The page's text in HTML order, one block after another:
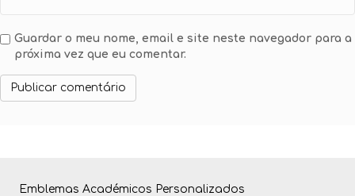
Guardar o meu nome, email e site neste navegador para a
próxima vez que eu comentar.
Emblemas Académicos Personalizados